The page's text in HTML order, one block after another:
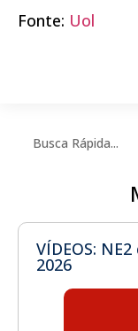
Fonte: Uol
VÍDEOS:
2026